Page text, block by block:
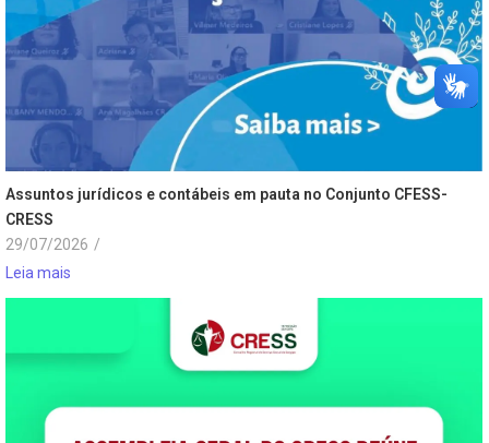
Assuntos jurídicos e contábeis em pauta no Conjunto CFESS-
CRESS
29/07/2026 /
Leia mais